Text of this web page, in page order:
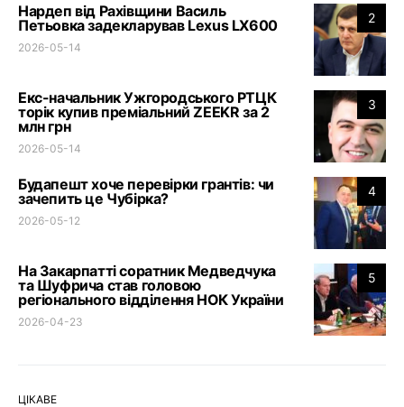
2
Нардеп від Рахівщини Василь
Петьовка задекларував Lexus LX600
2026-05-14
3
Екс-начальник Ужгородського РТЦК
торік купив преміальний ZEEKR за 2
млн грн
2026-05-14
4
Будапешт хоче перевірки грантів: чи
зачепить це Чубірка?
2026-05-12
5
На Закарпатті соратник Медведчука
та Шуфрича став головою
регіонального відділення НОК України
2026-04-23
ЦІКАВЕ